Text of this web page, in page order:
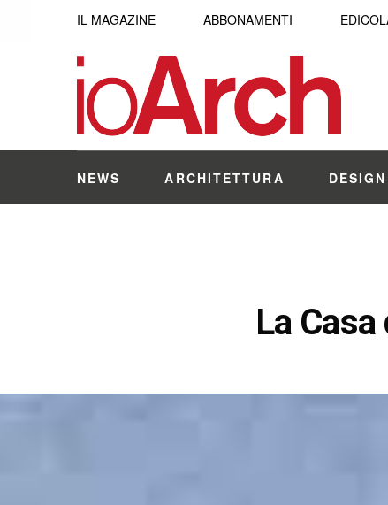
IL MAGAZINE ABBONAMENTI
NEWS ARCHITETTURA DESIGN
La